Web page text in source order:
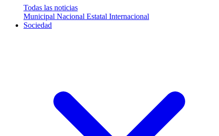
Todas las noticias
Municipal Nacional Estatal Internacional
Sociedad